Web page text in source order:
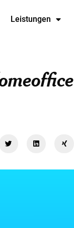
Leistungen